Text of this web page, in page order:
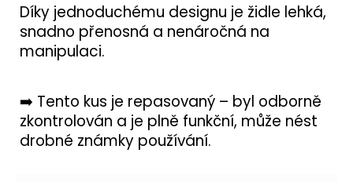
Díky jednoduchému designu je židle lehká,
snadno přenosná a nenáročná na
manipulaci.
➡️ Tento kus je repasovaný – byl odborně
zkontrolován a je plně funkční, může nést
drobné známky používání.